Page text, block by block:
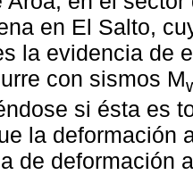
en El Salto,
la evidencia de
con sismos M
si ésta es
la deformación
de deformación